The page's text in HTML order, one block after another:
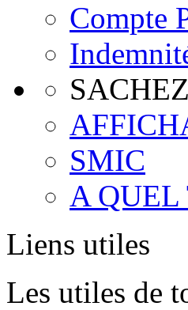
Compte
SMIC
A QUEL
Liens utiles
Les utiles de